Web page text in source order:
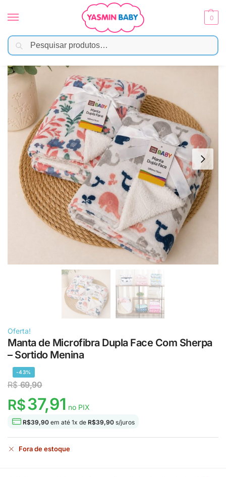
0
Início Enxoval / Mantas e Cobertores
Oferta!
Manta de Microfibra Dupla Face Com Sherpa
– Sortido Menina
-43%
R$69,90
R$37,91 no PIX
R$39,90 em até 1x de R$39,90 s/juros
Fora de estoque